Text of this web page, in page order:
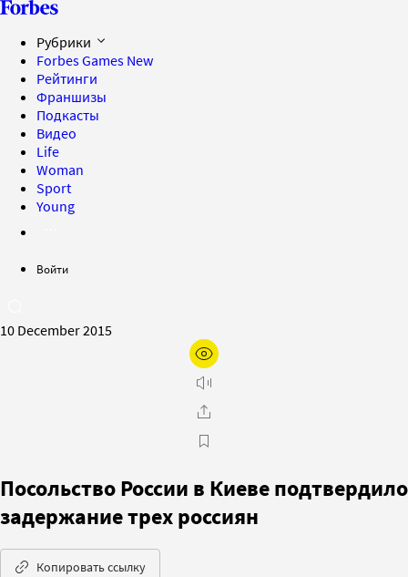
Рубрики
Forbes Games New
Рейтинги
Франшизы
Подкасты
Видео
Life
Woman
Sport
Young
Войти
10 December 2015
Посольство России в Киеве подтвердило
задержание трех россиян
Копировать ссылку